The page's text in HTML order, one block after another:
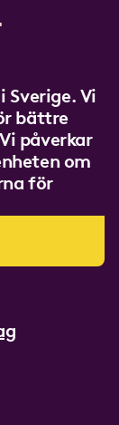
Sverige. Vi
bättre
påverkar
om
för